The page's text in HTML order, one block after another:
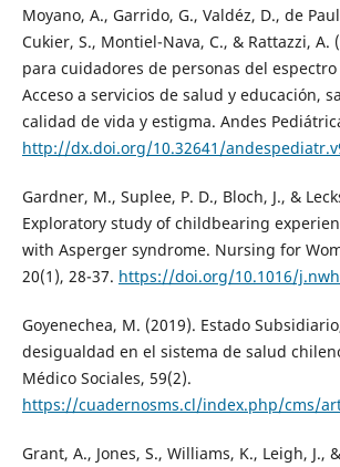
Moyano, A., Garrido, G., Valdéz, D., de
Cukier, S., Montiel-Nava, C., & Rattazzi, A.
para cuidadores de personas del
Acceso a servicios de salud y educación,
calidad de vida y estigma. Andes
http://dx.doi.org/10.32641/
Gardner, M., Suplee, P. D., Bloch, J., &
Exploratory study of childbearing
with Asperger syndrome. Nursing for
20(1), 28-37. https://doi.org/10.1016/
Goyenechea, M. (2019). Estado
desigualdad en el sistema de salud
Médico Sociales, 59(2).
https://cuadernosms.cl/index.php/cms/
Grant, A., Jones, S., Williams, K., Leigh, J.,